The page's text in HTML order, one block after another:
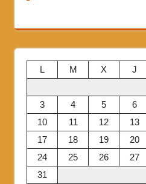
L M X J
3
4 5 6
10
11 12 13
17
18 19 20
24
25 26 27
31